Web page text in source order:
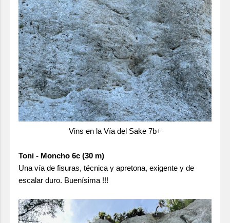
Vins en la Vía del Sake 7b+
Toni - Moncho 6c (30 m)
Una vía de fisuras, técnica y apretona, exigente y de
escalar duro. Buenísima !!!